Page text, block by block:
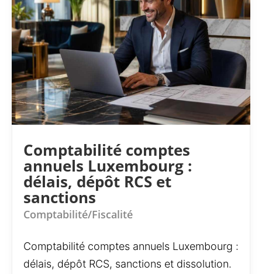
Comptabilité comptes
annuels Luxembourg :
délais, dépôt RCS et
sanctions
Comptabilité/Fiscalité
Comptabilité comptes annuels Luxembourg :
délais, dépôt RCS, sanctions et dissolution.